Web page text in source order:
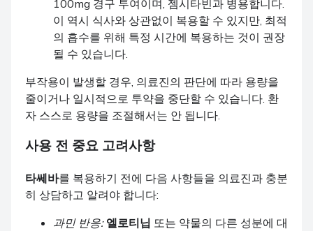
100mg 경구 투여이며, 젬시타빈과 병용합니다.
이 역시 식사와 상관없이 복용할 수 있지만, 최적
의 흡수를 위해 특정 시간에 복용하는 것이 권장
될 수 있습니다.
부작용이 발생할 경우, 의료진의 판단에 따라 용량을
줄이거나 일시적으로 투약을 중단할 수 있습니다. 환
자 스스로 용량을 조절해서는 안 됩니다.
사용 전 중요 고려사항
타쎄바를 복용하기 전에 다음 사항들을 의료진과 충분
히 상담하고 알려야 합니다:
과민 반응: 엘로티닙 또는 약물의 다른 성분에 대